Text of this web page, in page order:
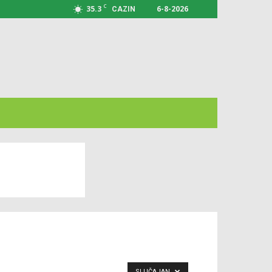
35.3 C CAZIN 6-8-2026